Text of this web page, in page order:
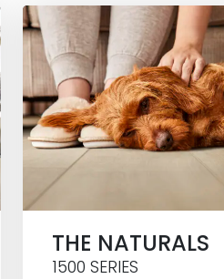
THE NATURALS
1500 SERIES